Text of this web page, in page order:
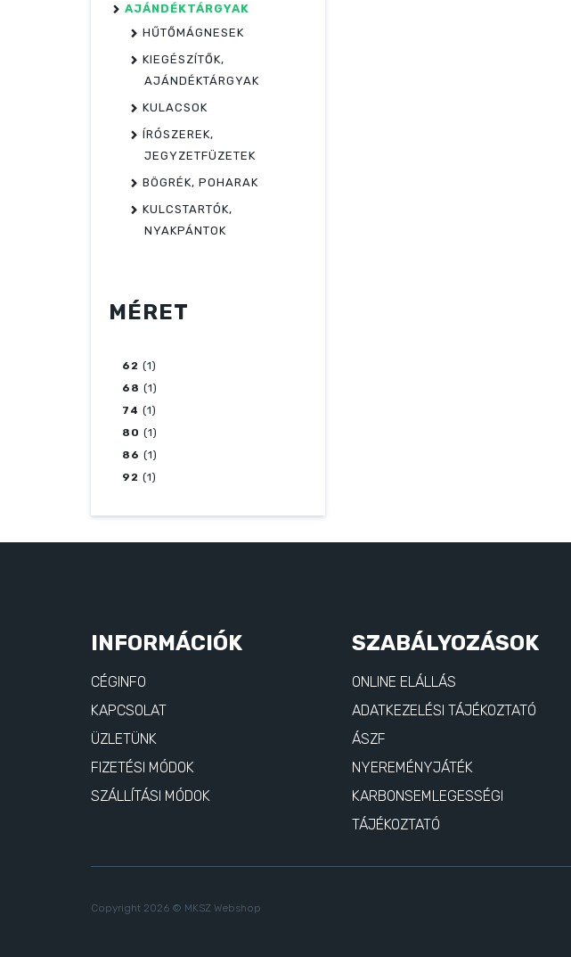
AJÁNDÉKTÁRGYAK
HŰTŐMÁGNESEK
KIEGÉSZÍTŐK,
AJÁNDÉKTÁRGYAK
KULACSOK
ÍRÓSZEREK,
JEGYZETFÜZETEK
BÖGRÉK, POHARAK
KULCSTARTÓK,
NYAKPÁNTOK
MÉRET
62 (1)
68 (1)
74 (1)
80 (1)
86 (1)
92 (1)
INFORMÁCIÓK
CÉGINFO
KAPCSOLAT
ÜZLETÜNK
FIZETÉSI MÓDOK
SZÁLLÍTÁSI MÓDOK
SZABÁLYOZÁSOK
ONLINE ELÁLLÁS
ADATKEZELÉSI TÁJÉKOZTATÓ
ÁSZF
NYEREMÉNYJÁTÉK
KARBONSEMLEGESSÉGI
TÁJÉKOZTATÓ
Copyright 2026 © MKSZ Webshop